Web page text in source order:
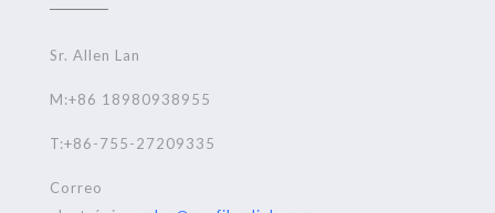
Sr. Allen Lan
M:+86 18980938955
T:+86-755-27209335
Correo